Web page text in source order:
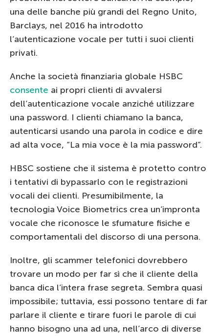
una delle banche più grandi del Regno Unito,
Barclays, nel 2016 ha introdotto
l’autenticazione vocale per tutti i suoi clienti
privati.
Anche la società finanziaria globale HSBC
consente ai propri clienti di avvalersi
dell’autenticazione vocale anziché utilizzare
una password. I clienti chiamano la banca,
autenticarsi usando una parola in codice e dire
ad alta voce, “La mia voce è la mia password”.
HBSC sostiene che il sistema è protetto contro
i tentativi di bypassarlo con le registrazioni
vocali dei clienti. Presumibilmente, la
tecnologia Voice Biometrics crea un’impronta
vocale che riconosce le sfumature fisiche e
comportamentali del discorso di una persona.
Inoltre, gli scammer telefonici dovrebbero
trovare un modo per far sì che il cliente della
banca dica l’intera frase segreta. Sembra quasi
impossibile; tuttavia, essi possono tentare di far
parlare il cliente e tirare fuori le parole di cui
hanno bisogno una ad una, nell’arco di diverse